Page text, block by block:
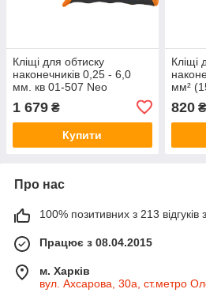
Кліщі для обтиску
наконечників 0,25 - 6,0
мм. кв 01-507 Neo
1 679 ₴
Купити
Кліщі
мм²
820₴
Про нас
100% позитивних з 213 відгуків
Працює з 08.04.2015
м. Харків
вул. Ахсарова, 30а, ст.метро